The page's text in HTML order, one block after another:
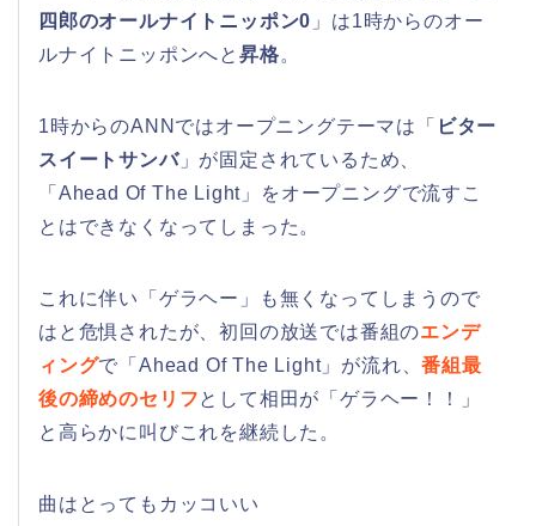
四郎のオールナイトニッポン0 」は1時からのオー
ルナイトニッポンへと昇格。
1時からのANNではオープニングテーマは「 ビター
スイートサンバ」が固定されているため、
「Ahead Of The Light」をオープニングで流すこ
とはできなくなってしまった。
これに伴い「ゲラヘー」も無くなってしまうので
はと危惧されたが、初回の放送では番組のエンデ
ィングで「Ahead Of The Light」が流れ、番組最
後の締めのセリフとして相田が「ゲラヘー！！」
と高らかに叫びこれを継続した。
曲はとってもカッコいい